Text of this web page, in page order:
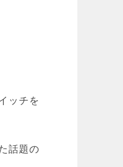
ッチを
話題の